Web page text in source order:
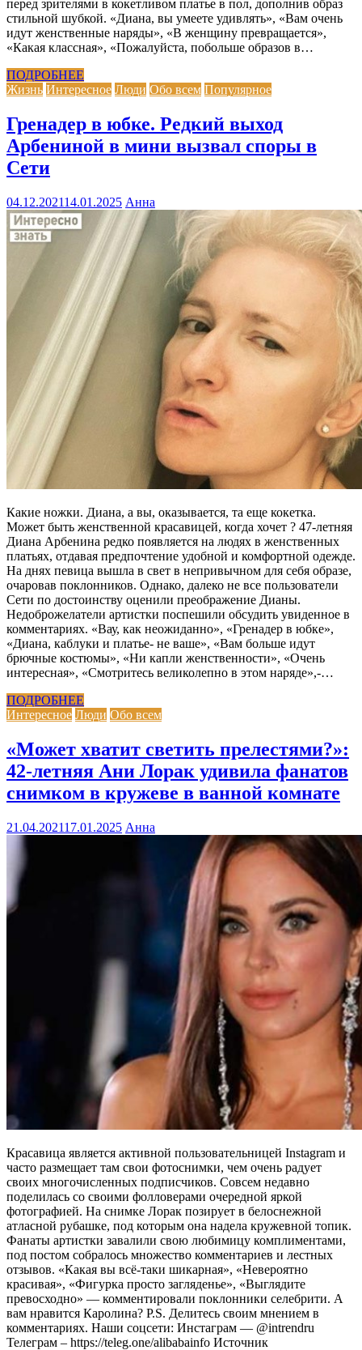
перед зрителями в кокетливом платье в пол, дополнив образ
стильной шубкой. «Диана, вы умеете удивлять», «Вам очень
идут женственные наряды», «В женщину превращается»,
«Какая классная», «Пожалуйста, побольше образов в…
ПОДРОБНЕЕ
Жизнь Интересное Люди Обо всем Популярное
Гренадер в юбке. Редкий выход
Арбениной в мини вызвал споры в
Сети
04.12.202114.01.2025 Анна
Какие ножки. Диана, а вы, оказывается, та еще кокетка.
Может быть женственной красавицей, когда хочет ? 47-летняя
Диана Арбенина редко появляется на людях в женственных
платьях, отдавая предпочтение удобной и комфортной одежде.
На днях певица вышла в свет в непривычном для себя образе,
очаровав поклонников. Однако, далеко не все пользователи
Сети по достоинству оценили преображение Дианы.
Недоброжелатели артистки поспешили обсудить увиденное в
комментариях. «Вау, как неожиданно», «Гренадер в юбке»,
«Диана, каблуки и платье- не ваше», «Вам больше идут
брючные костюмы», «Ни капли женственности», «Очень
интересная», «Смотритесь великолепно в этом наряде»,-…
ПОДРОБНЕЕ
Интересное Люди Обо всем
«Может хватит светить прелестями?»:
42-летняя Ани Лорак удивила фанатов
снимком в кружеве в ванной комнате
21.04.202117.01.2025 Анна
Красавица является активной пользовательницей Instagram и
часто размещает там свои фотоснимки, чем очень радует
своих многочисленных подписчиков. Совсем недавно
поделилась со своими фолловерами очередной яркой
фотографией. На снимке Лорак позирует в белоснежной
атласной рубашке, под которым она надела кружевной топик.
Фанаты артистки завалили свою любимицу комплиментами,
под постом собралось множество комментариев и лестных
отзывов. «Какая вы всё-таки шикарная», «Невероятно
красивая», «Фигурка просто загляденье», «Выглядите
превосходно» — комментировали поклонники селебрити. А
вам нравится Каролина? P.S. Делитесь своим мнением в
комментариях. Наши соцсети: Инстаграм — @intrendru
Телеграм – https://teleg.one/alibabainfo Источник